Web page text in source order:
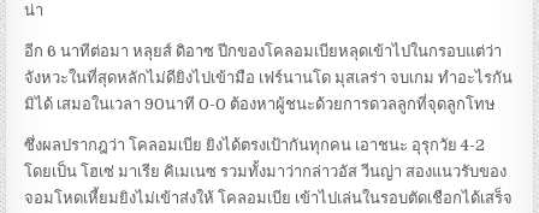
น่า
อีก 6 นาทีต่อมา หลุยส์ ดิอาซ ปีกของโคลอมเบียหลุดเข้าไปในกรอบแต่ว่า
จังหวะในที่สุดหลักไม่ดียิงไปเข้ามือ เฟร์นานโด มุสเลร่า จบเกม ทำอะไรกัน
มิได้ เสมอในเวลา 90นาที 0-0 ต้องหาผู้ชนะด้วยการดวลลูกที่จุดลูกโทษ
ซึ่งผลปรากฎว่า โคลอมเบีย ยิงได้ตรงเป้ากันทุกคน เอาชนะ อุรุกวัย 4-2
โดยเป็น โฮเซ่ มาเรีย คิเมเนซ รวมทั้งมาว่ากล่าวอัส วีนญ่า สองแนวรับของ
จอมโหดเหี้ยมยิงไม่เข้าส่งให้ โคลอมเบีย เข้าไปเล่นในรอบตัดเชือกได้เสร็จ